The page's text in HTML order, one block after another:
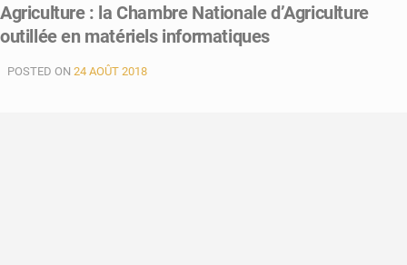
Agriculture : la Chambre Nationale d’Agriculture
outillée en matériels informatiques
POSTED ON 24 AOÛT 2018